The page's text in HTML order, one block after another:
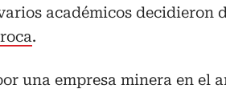
académicos decidieron
roca.
una empresa minera en el